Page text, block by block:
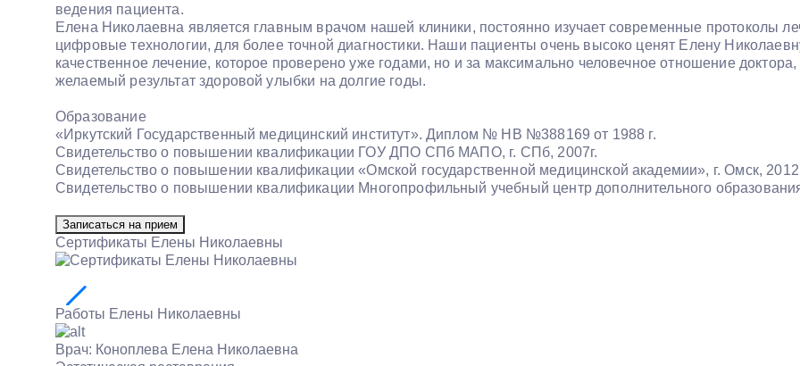
ведения пациента.
Елена Николаевна является главным врачом нашей клиники, постоянно изучает современные протоколы
цифровые технологии, для более точной диагностики. Наши пациенты очень высоко ценят Елену
качественное лечение, которое проверено уже годами, но и за максимально человечное отношение
желаемый результат здоровой улыбки на долгие годы.
Образование
«Иркутский Государственный медицинский институт». Диплом № НВ №388169 от 1988 г.
Свидетельство о повышении квалификации ГОУ ДПО СПб МАПО, г. СПб, 2007г.
Свидетельство о повышении квалификации «Омской государственной медицинской академии», г. Омск, 2012
Свидетельство о повышении квалификации Многопрофильный учебный центр дополнительного
Записаться на прием
Сертификаты Елены Николаевны
Работы Елены Николаевны
Врач: Коноплева Елена Николаевна